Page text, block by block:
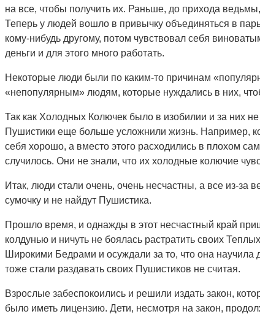
на все, чтобы получить их. Раньше, до прихода
Теперь у людей вошло в привычку объединяться в
кому-нибудь другому, потом чувствовал себя
деньги и для этого много работать.
Некоторые люди были по каким-то причинам
«непопулярным» людям, которые нуждались в них,
Так как Холодных Колючек было в изобилии и за них
Пушистики еще больше усложнили жизнь. Например,
себя хорошо, а вместо этого расходились в плохом
случилось. Они не знали, что их холодные колючие
Итак, люди стали очень, очень несчастны, а все из-за
сумочку и не найдут Пушистика.
Прошло время, и однажды в этот несчастный край
колдунью и ничуть не боялась растратить своих
Широкими Бедрами и осуждали за то, что она научила
тоже стали раздавать своих Пушистиков не считая.
Взрослые забеспокоились и решили издать закон,
было иметь лицензию. Дети, несмотря на закон,